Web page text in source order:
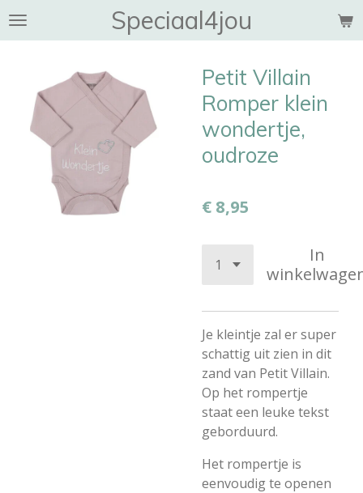
Ga
hoofdinhoud
Speciaal4jou
Petit Villain
Romper klein
wondertje,
oudroze
€ 8,95
In
Je kleintje zal er super
schattig uit zien in dit
zand van Petit Villain.
Op het rompertje
staat een leuke tekst
geborduurd.
Het rompertje is
eenvoudig te openen